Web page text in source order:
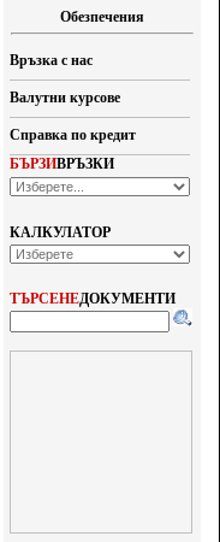
Обезпечения
Връзка с нас
Валутни курсове
Справка по кредит
БЪРЗИВРЪЗКИ
КАЛКУЛАТОР
ТЪРСЕНЕДОКУМЕНТИ